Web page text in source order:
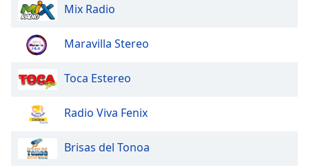
Mix Radio
Maravilla Stereo
Toca Estereo
Radio Viva Fenix
Brisas del Tonoa